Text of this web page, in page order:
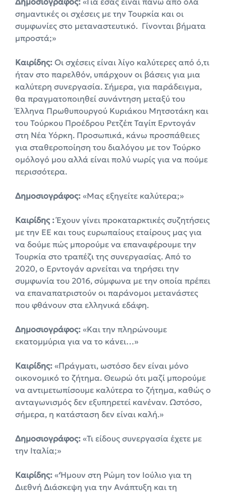
σημαντικές οι σχέσεις με την Τουρκία και οι
συμφωνίες στο μεταναστευτικό. Γίνονται βήματα
μπροστά;»
Καιρίδης: Oι σχέσεις είναι λίγο καλύτερες από ό,τι
ήταν στο παρελθόν, υπάρχουν οι βάσεις για μια
καλύτερη συνεργασία. Σήμερα, για παράδειγμα,
θα πραγματοποιηθεί συνάντηση μεταξύ του
Έλληνα Πρωθυπουργού Κυριάκου Μητσοτάκη και
του Τούρκου Προέδρου Ρετζέπ Ταγίπ Ερντογάν
στη Νέα Υόρκη. Προσωπικά, κάνω προσπάθειες
για σταθεροποίηση του διαλόγου με τον Τούρκο
ομόλογό μου αλλά είναι πολύ νωρίς για να πούμε
περισσότερα.
Δημοσιογράφος: «Μας εξηγείτε καλύτερα;»
Καιρίδης :Έχουν γίνει προκαταρκτικές συζητήσεις
με την ΕΕ και τους ευρωπαίους εταίρους μας για
να δούμε πώς μπορούμε να επαναφέρουμε την
Τουρκία στο τραπέζι της συνεργασίας. Από το
2020, ο Ερντογάν αρνείται να τηρήσει την
συμφωνία του 2016, σύμφωνα με την οποία πρέπει
να επαναπατριστούν οι παράνομοι μετανάστες
που φθάνουν στα ελληνικά εδάφη.
Δημοσιογράφος: «Και την πληρώνουμε
εκατομμύρια για να το κάνει…»
Καιρίδης: «Πράγματι, ωστόσο δεν είναι μόνο
οικονομικό το ζήτημα. Θεωρώ ότι μαζί μπορούμε
να αντιμετωπίσουμε καλύτερα το ζήτημα, καθώς ο
ανταγωνισμός δεν εξυπηρετεί κανέναν. Ωστόσο,
σήμερα, η κατάσταση δεν είναι καλή.»
Δημοσιογράφος: «Τι είδους συνεργασία έχετε με
την Ιταλία;»
Καιρίδης: «‘Ήμουν στη Ρώμη τον Ιούλιο για τη
Διεθνή Διάσκεψη για την Ανάπτυξη και τη